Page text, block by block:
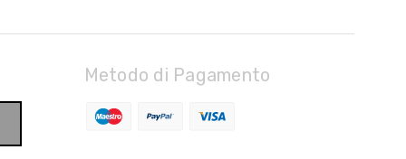
Metodo di Pagamento